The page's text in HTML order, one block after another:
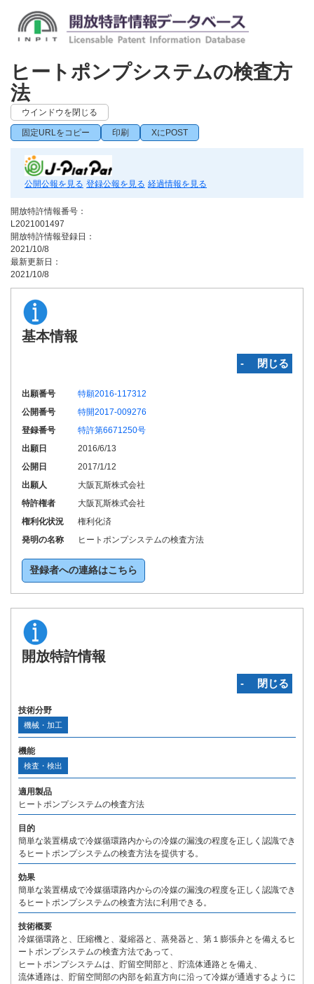
ヒートポンプシステムの検査方
法
ウインドウを閉じる
固定URLをコピー 印刷 XにPOST
公開公報を見る 登録公報を見る 経過情報を見る
開放特許情報番号：
L2021001497
開放特許情報登録日：
2021/10/8
最新更新日：
2021/10/8
基本情報
‐ 閉じる
出願番号
特願2016-117312
公開番号
特開2017-009276
登録番号
特許第6671250号
出願日
2016/6/13
公開日
2017/1/12
出願人
大阪瓦斯株式会社
特許権者
大阪瓦斯株式会社
権利化状況
権利化済
発明の名称
ヒートポンプシステムの検査方法
登録者への連絡はこちら
開放特許情報
‐ 閉じる
技術分野
機械・加工
機能
検査・検出
適用製品
ヒートポンプシステムの検査方法
目的
簡単な装置構成で冷媒循環路内からの冷媒の漏洩の程度を正しく認識でき
るヒートポンプシステムの検査方法を提供する。
効果
簡単な装置構成で冷媒循環路内からの冷媒の漏洩の程度を正しく認識でき
るヒートポンプシステムの検査方法に利用できる。
技術概要
冷媒循環路と、圧縮機と、凝縮器と、蒸発器と、第１膨張弁とを備えるヒ
ートポンプシステムの検査方法であって、
ヒートポンプシステムは、貯留空間部と、貯流体通路とを備え、
流体通路は、貯留空間部の内部を鉛直方向に沿って冷媒が通過するように